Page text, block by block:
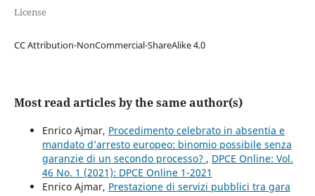
License
CC Attribution-NonCommercial-ShareAlike 4.0
Most read articles by the same author(s)
Enrico Ajmar, Procedimento celebrato in absentia e
mandato d’arresto europeo: binomio possibile senza
garanzie di un secondo processo? , DPCE Online: Vol.
46 No. 1 (2021): DPCE Online 1-2021
Enrico Ajmar, Prestazione di servizi pubblici tra gara